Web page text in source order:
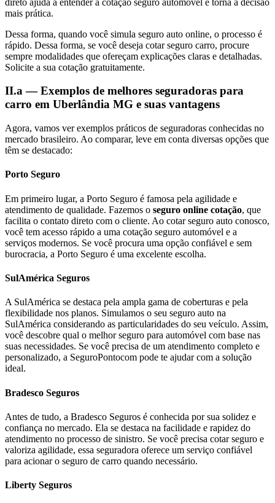
mais prática.
Dessa forma, quando você simula seguro auto online, o processo é
rápido. Dessa forma, se você deseja cotar seguro carro, procure
sempre modalidades que ofereçam explicações claras e detalhadas.
Solicite a sua cotação gratuitamente.
II.a — Exemplos de melhores seguradoras para
carro em Uberlândia MG e suas vantagens
Agora, vamos ver exemplos práticos de seguradoras conhecidas no
mercado brasileiro. Ao comparar, leve em conta diversas opções que
têm se destacado:
Porto Seguro
Em primeiro lugar, a Porto Seguro é famosa pela agilidade e
atendimento de qualidade. Fazemos o seguro online cotação, que
facilita o contato direto com o cliente. Ao cotar seguro auto conosco,
você tem acesso rápido a uma cotação seguro automóvel e a
serviços modernos. Se você procura uma opção confiável e sem
burocracia, a Porto Seguro é uma excelente escolha.
SulAmérica Seguros
A SulAmérica se destaca pela ampla gama de coberturas e pela
flexibilidade nos planos. Simulamos o seu seguro auto na
SulAmérica considerando as particularidades do seu veículo. Assim,
você descobre qual o melhor seguro para automóvel com base nas
suas necessidades. Se você precisa de um atendimento completo e
personalizado, a SeguroPontocom pode te ajudar com a solução
ideal.
Bradesco Seguros
Antes de tudo, a Bradesco Seguros é conhecida por sua solidez e
confiança no mercado. Ela se destaca na facilidade e rapidez do
atendimento no processo de sinistro. Se você precisa cotar seguro e
valoriza agilidade, essa seguradora oferece um serviço confiável
para acionar o seguro de carro quando necessário.
Liberty Seguros